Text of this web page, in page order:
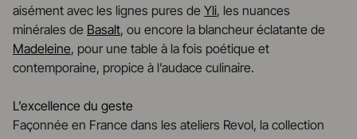
aisément avec les lignes pures de Yli, les nuances
minérales de Basalt, ou encore la blancheur éclatante de
Madeleine, pour une table à la fois poétique et
contemporaine, propice à l’audace culinaire.
L’excellence du geste
Façonnée en France dans les ateliers Revol, la collection